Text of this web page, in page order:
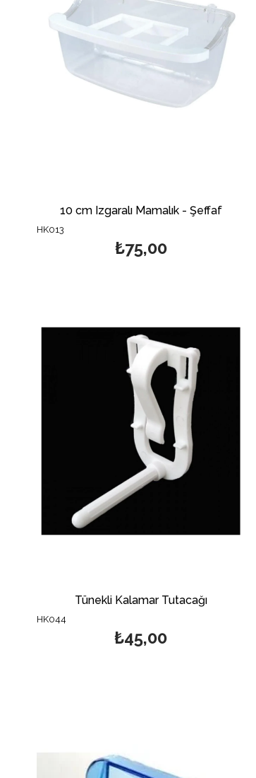
10 cm Izgaralı Mamalık - Şeffaf
HK013
₺75,00
Tünekli Kalamar Tutacağı
HK044
₺45,00